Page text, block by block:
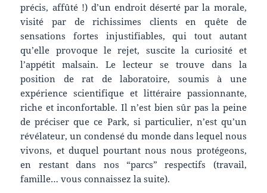
précis, affûté !) d’un endroit déserté par la morale,
visité par de richissimes clients en quête de
sensations fortes injustifiables, qui tout autant
qu’elle provoque le rejet, suscite la curiosité et
l’appétit malsain. Le lecteur se trouve dans la
position de rat de laboratoire, soumis à une
expérience scientifique et littéraire passionnante,
riche et inconfortable. Il n’est bien sûr pas la peine
de préciser que ce Park, si particulier, n’est qu’un
révélateur, un condensé du monde dans lequel nous
vivons, et duquel pourtant nous nous protégeons,
en restant dans nos “parcs” respectifs (travail,
famille… vous connaissez la suite).